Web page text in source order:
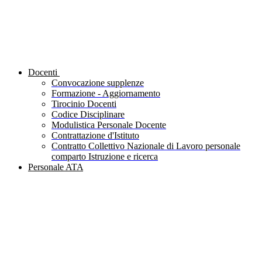
Docenti
Convocazione supplenze
Formazione - Aggiornamento
Tirocinio Docenti
Codice Disciplinare
Modulistica Personale Docente
Contrattazione d'Istituto
Contratto Collettivo Nazionale di Lavoro personale
comparto Istruzione e ricerca
Personale ATA